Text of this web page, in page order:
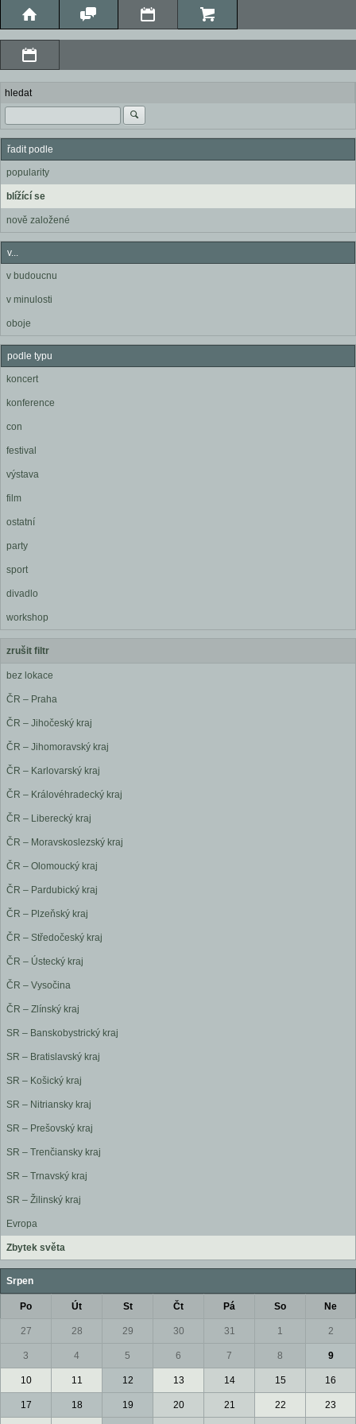
hledat
řadit podle
popularity
blížící se
nově založené
v...
v budoucnu
v minulosti
oboje
podle typu
koncert
konference
con
festival
výstava
film
ostatní
party
sport
divadlo
workshop
zrušit filtr
bez lokace
ČR – Praha
ČR – Jihočeský kraj
ČR – Jihomoravský kraj
ČR – Karlovarský kraj
ČR – Královéhradecký kraj
ČR – Liberecký kraj
ČR – Moravskoslezský kraj
ČR – Olomoucký kraj
ČR – Pardubický kraj
ČR – Plzeňský kraj
ČR – Středočeský kraj
ČR – Ústecký kraj
ČR – Vysočina
ČR – Zlínský kraj
SR – Banskobystrický kraj
SR – Bratislavský kraj
SR – Košický kraj
SR – Nitriansky kraj
SR – Prešovský kraj
SR – Trenčiansky kraj
SR – Trnavský kraj
SR – Žilinský kraj
Evropa
Zbytek světa
Srpen
Po Út St Čt Pá So Ne
27 28 29 30 31 1 2
3 4 5 6 7 8 9
10 11 12 13 14 15 16
17 18 19 20 21 22 23